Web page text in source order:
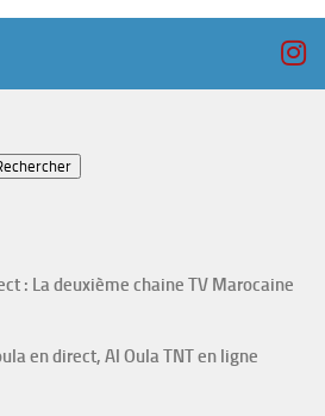
: La deuxième chaine TV Marocaine
en direct, Al Oula TNT en ligne